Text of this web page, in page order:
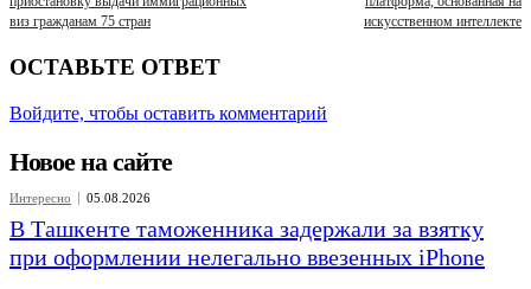
виз гражданам 75 стран
искусственном интеллекте
ОСТАВЬТЕ ОТВЕТ
Войдите, чтобы оставить комментарий
Новое на сайте
Интересно 05.08.2026
В Ташкенте таможенника задержали за взятку
при оформлении нелегально ввезенных iPhone